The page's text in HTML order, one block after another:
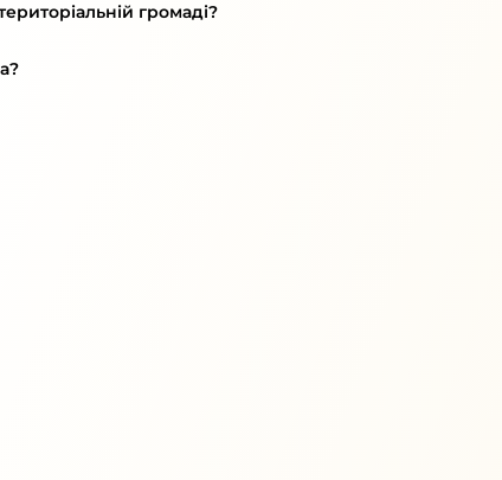
громаді?